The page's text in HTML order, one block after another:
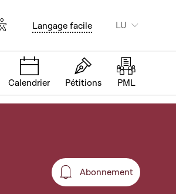
Options d'accessibilité
Langage facile LU
Calendrier Pétitions PML
Abonnement
Abonnement